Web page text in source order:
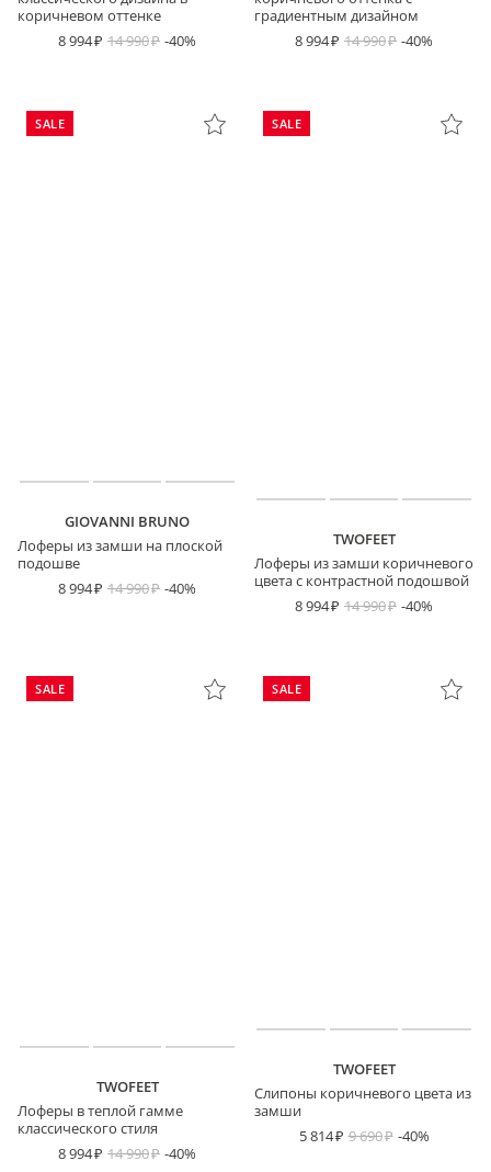
коричневом оттенке
8 994
14 990 -40%
градиентным дизайном
8 994
14 990 -40%
SALE
GIOVANNI BRUNO
Лоферы из замши на плоской
подошве
8 994
14 990 -40%
SALE
TWOFEET
Лоферы из замши коричневого
цвета с контрастной подошвой
8 994
14 990 -40%
SALE
TWOFEET
Лоферы в теплой гамме
классического стиля
8 994
14 990 -40%
SALE
TWOFEET
Слипоны коричневого цвета из
замши
5 814
9 690 -40%